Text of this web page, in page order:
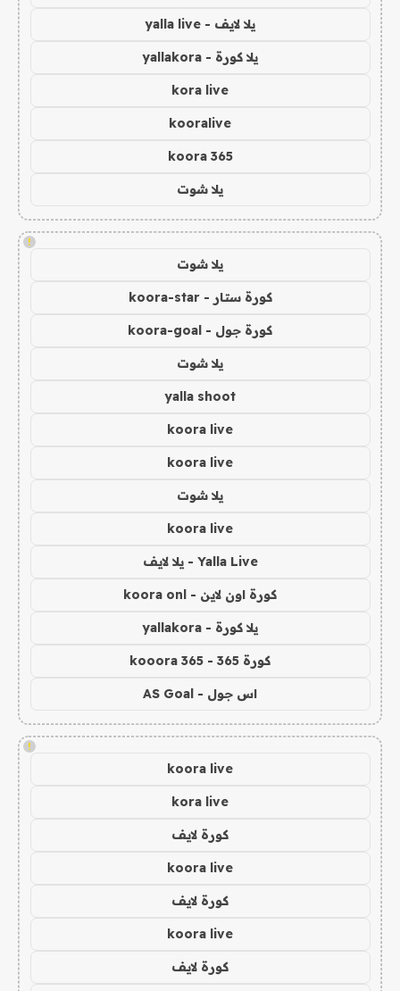
يلا لايف - yalla live
يلا كورة - yallakora
kora live
kooralive
koora 365
يلا شوت
!
يلا شوت
كورة ستار - koora-star
كورة جول - koora-goal
يلا شوت
yalla shoot
koora live
koora live
يلا شوت
koora live
Yalla Live - يلا لايف
كورة اون لاين - koora onl
يلا كورة - yallakora
كورة 365 - kooora 365
اس جول - AS Goal
!
koora live
kora live
كورة لايف
koora live
كورة لايف
koora live
كورة لايف